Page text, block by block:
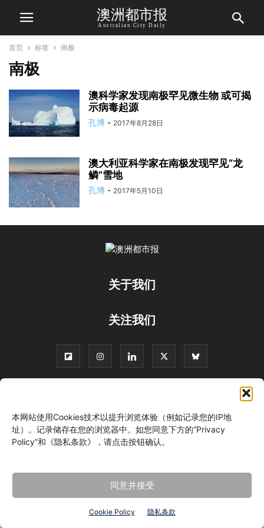
本网站使用Cookies技术以提升浏览体验（例如记录您的IP地
址）。记录储存在您的浏览器中。如您同意下方的“Privacy
Policy”和《隐私条款》，请点击按钮确认。
同意并接受
Cookie Policy 隐私条款
澳洲都市报
Australian City Daily
首页 标签 南极
南极
澳科学家发现南极罕见微生物 或可揭
示病毒起源
孔博 - 2017年8月28日
澳大利亚科学家在南极发现罕见“龙
鳞”雪地
孔博 - 2017年5月10日
关于我们
关注我们